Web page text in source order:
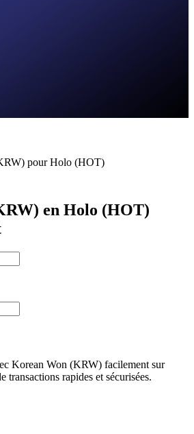
pour Holo (HOT)
en Holo (HOT)
Korean Won (KRW) facilement sur
transactions rapides et sécurisées.